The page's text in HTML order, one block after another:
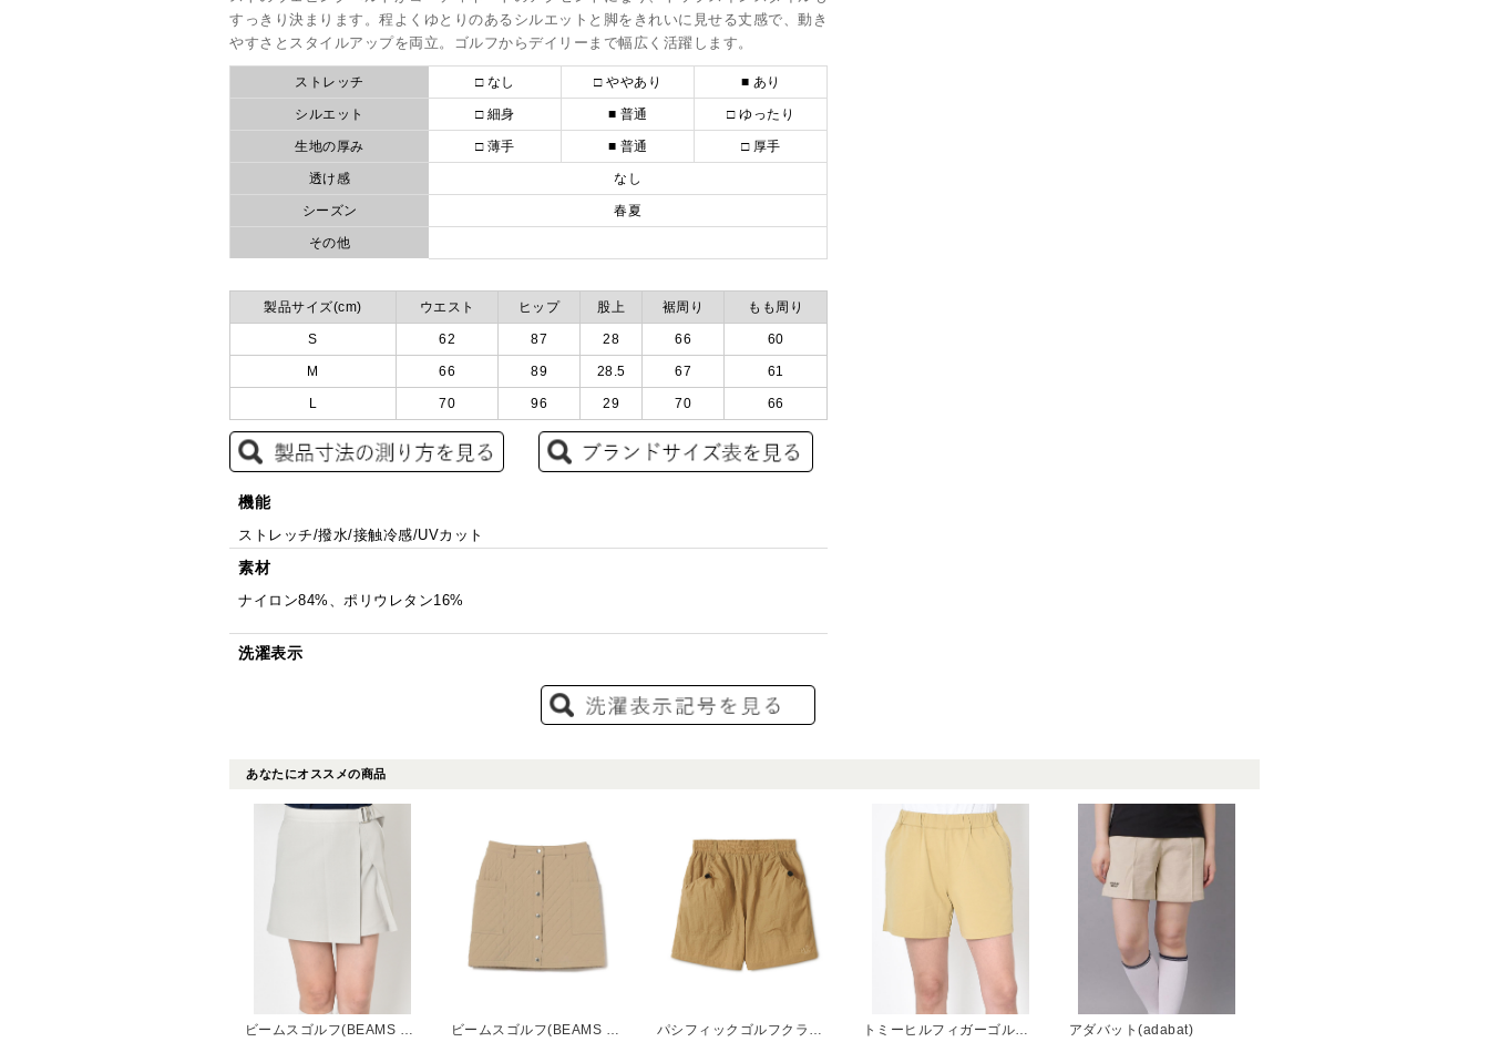
すっきり決まります。程よくゆとりのあるシルエットと脚をきれいに見せる丈感で、動き
やすさとスタイルアップを両立。ゴルフからデイリーまで幅広く活躍します。
ストレッチ □ なし □ ややあり ■ あり
シルエット □ 細身 ■ 普通 □ ゆったり
生地の厚み □ 薄手 ■ 普通 □ 厚手
透け感 なし
シーズン 春夏
その他
製品サイズ(cm) ウエスト ヒップ 股上 裾周り もも周り
S 62 87 28 66 60
M 66 89 28.5 67 61
L 70 96 29 70 66
機能
ストレッチ/撥水/接触冷感/UVカット
素材
ナイロン84%、ポリウレタン16%
洗濯表示
あなたにオススメの商品
アダバット(adabat)